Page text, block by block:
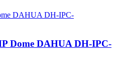
Dome DAHUA DH-IPC-